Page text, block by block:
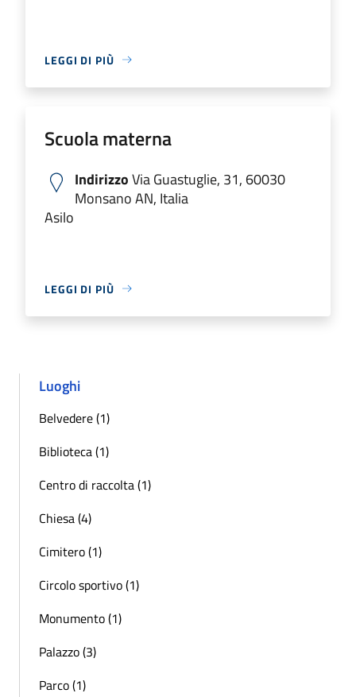
LEGGI DI PIÙ
Scuola materna
IndirizzoVia Guastuglie, 31, 60030
Monsano AN, Italia
Asilo
LEGGI DI PIÙ
Luoghi
Belvedere (1)
Biblioteca (1)
Centro di raccolta (1)
Chiesa (4)
Cimitero (1)
Circolo sportivo (1)
Monumento (1)
Palazzo (3)
Parco (1)